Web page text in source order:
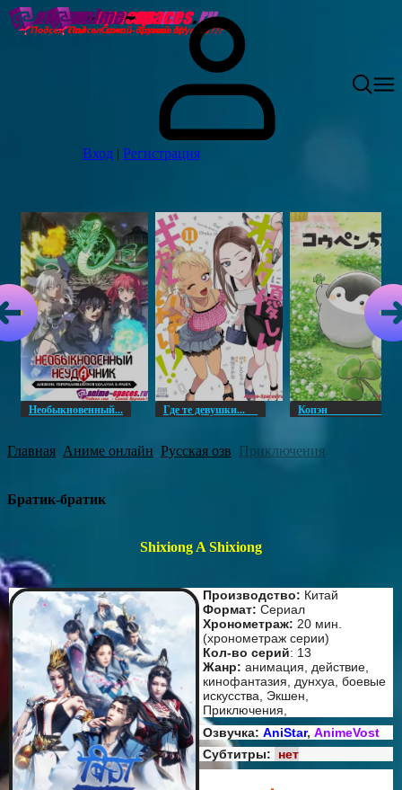
Вход | Регистрация
Необыкновенный... Где те девушки... Копэн
Главная Аниме онлайн Русская озв Приключения
Братик-братик
Shixiong A Shixiong
Производство: Китай
Формат: Сериал
Хронометраж: 20 мин.
(хронометраж серии)
Кол-во серий: 13
Жанр: анимация, действие,
кинофантазия, дунхуа, боевые
искусства, Экшен,
Приключения,
Озвучка: AniStar, AnimeVost
Субтитры:
нет